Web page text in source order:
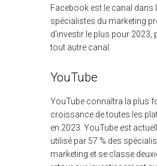
Facebook est le canal dans
spécialistes du marketing
d'investir le plus pour 2023,
tout autre canal.
YouTube
YouTube connaîtra la plus
croissance de toutes les
en 2023. YouTube est
utilisé par 57 % des
marketing et se classe